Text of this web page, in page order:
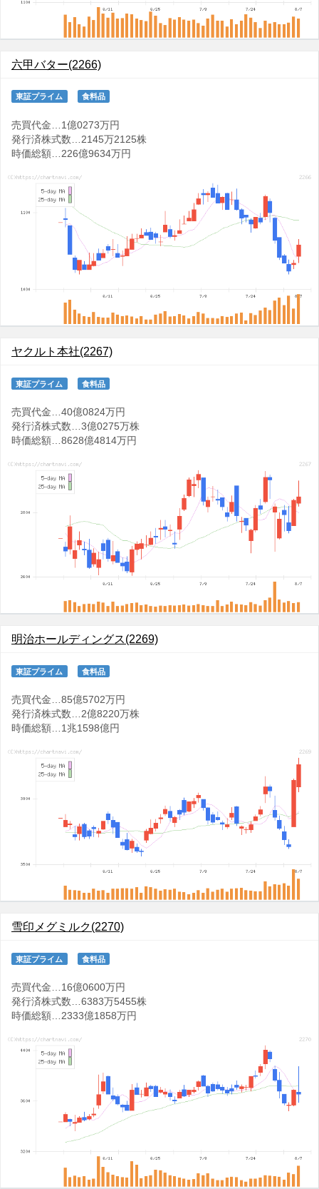
六甲バター(2266)
東証プライム 食料品
売買代金…1億0273万円
発行済株式数…2145万2125株
時価総額…226億9634万円
ヤクルト本社(2267)
東証プライム 食料品
売買代金…40億0824万円
発行済株式数…3億0275万株
時価総額…8628億4814万円
明治ホールディングス(2269)
東証プライム 食料品
売買代金…85億5702万円
発行済株式数…2億8220万株
時価総額…1兆1598億円
雪印メグミルク(2270)
東証プライム 食料品
売買代金…16億0600万円
発行済株式数…6383万5455株
時価総額…2333億1858万円